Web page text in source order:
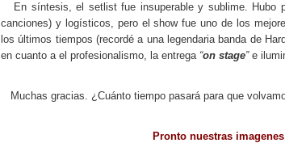
En síntesis, el setlist fue insuperable y sublime. Hubo
canciones) y logísticos, pero el show fue uno de los
los últimos tiempos (recordé a una legendaria banda de
en cuanto a el profesionalismo, la entrega “on stage”e
Muchas gracias. ¿Cuánto tiempo pasará para que
Pronto nuestras